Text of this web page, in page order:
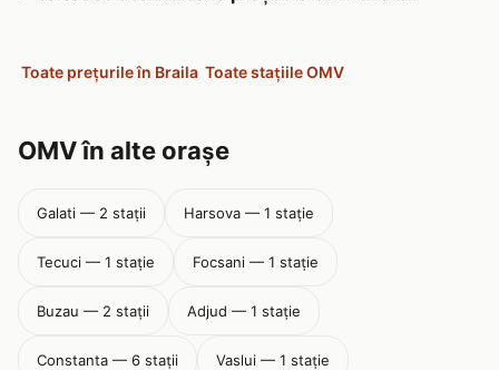
Toate prețurile în Braila Toate stațiile OMV
OMV în alte orașe
Galati — 2 stații Harsova — 1 stație
Tecuci — 1 stație Focsani — 1 stație
Buzau — 2 stații Adjud — 1 stație
Constanta — 6 stații Vaslui — 1 stație